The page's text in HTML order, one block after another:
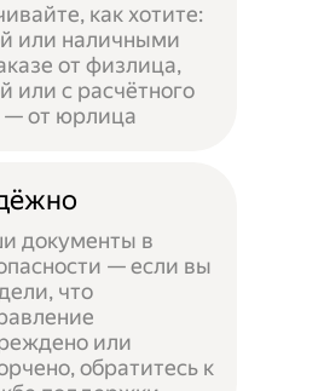
как хотите:
или наличными
от физлица,
или с расчётного
— от юрлица
документы в
— если вы
что
или
обратитесь к